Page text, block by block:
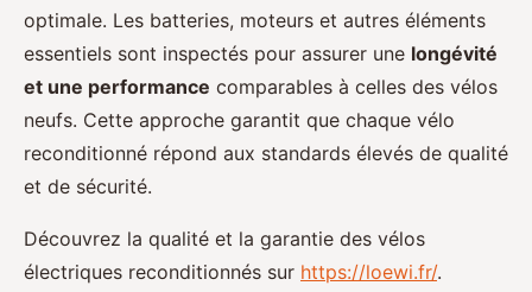
optimale. Les batteries, moteurs et autres éléments
essentiels sont inspectés pour assurer une longévité
et une performance comparables à celles des vélos
neufs. Cette approche garantit que chaque vélo
reconditionné répond aux standards élevés de qualité
et de sécurité.
Découvrez la qualité et la garantie des vélos
électriques reconditionnés sur https://loewi.fr/.